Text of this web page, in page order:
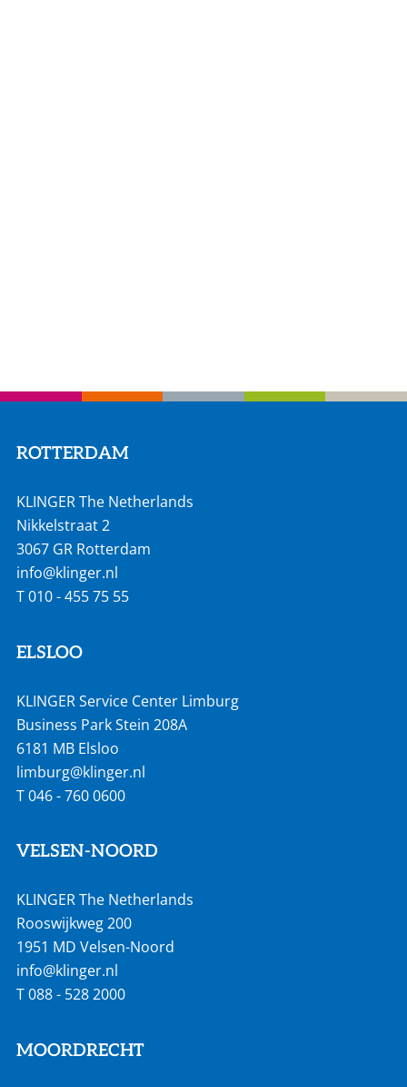
ROTTERDAM
KLINGER The Netherlands
Nikkelstraat 2
3067 GR Rotterdam
info@klinger.nl
T010 - 455 75 55
ELSLOO
KLINGER Service Center Limburg
Business Park Stein 208A
6181 MB Elsloo
limburg@klinger.nl
T046 - 760 0600
VELSEN-NOORD
KLINGER The Netherlands
Rooswijkweg 200
1951 MD Velsen-Noord
info@klinger.nl
T088 - 528 2000
MOORDRECHT